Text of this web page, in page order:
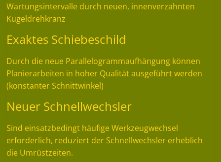
Wartungsintervalle durch neuen, innenverzahnten
Kugeldrehkranz
Exaktes Schiebeschild
Durch die neue Parallelogrammaufhängung können
Planierarbeiten in hoher Qualität ausgeführt werden
(konstanter Schnittwinkel)
Neuer Schnellwechsler
Sind einsatzbedingt häufige Werkzeugwechsel
erforderlich, reduziert der Schnellwechsler erheblich
die Umrüstzeiten.